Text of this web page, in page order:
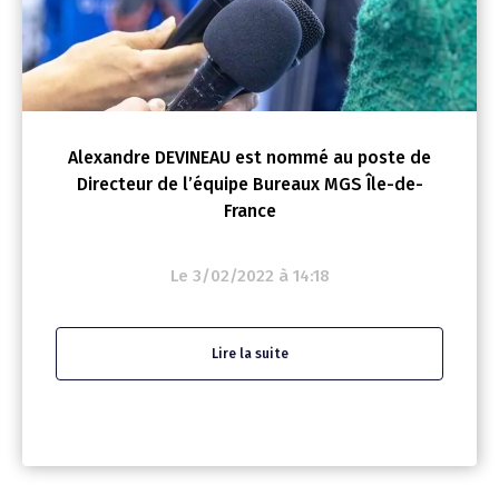
Alexandre DEVINEAU est nommé au poste de
Directeur de l’équipe Bureaux MGS Île-de-
France
Le 3/02/2022 à 14:18
Lire la suite